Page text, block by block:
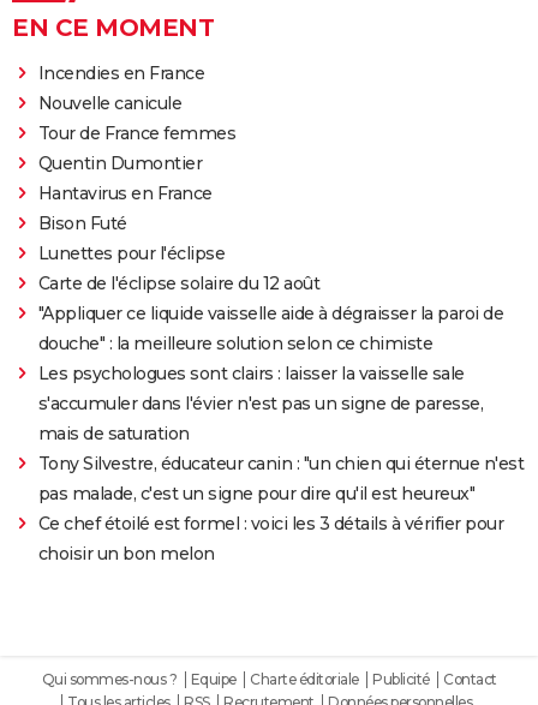
EN CE MOMENT
Incendies en France
Nouvelle canicule
Tour de France femmes
Quentin Dumontier
Hantavirus en France
Bison Futé
Lunettes pour l'éclipse
Carte de l'éclipse solaire du 12 août
"Appliquer ce liquide vaisselle aide à dégraisser la paroi de
douche" : la meilleure solution selon ce chimiste
Les psychologues sont clairs : laisser la vaisselle sale
s'accumuler dans l'évier n'est pas un signe de paresse,
mais de saturation
Tony Silvestre, éducateur canin : "un chien qui éternue n'est
pas malade, c'est un signe pour dire qu'il est heureux"
Ce chef étoilé est formel : voici les 3 détails à vérifier pour
choisir un bon melon
Qui sommes-nous ? Equipe Charte éditoriale Publicité
Contact